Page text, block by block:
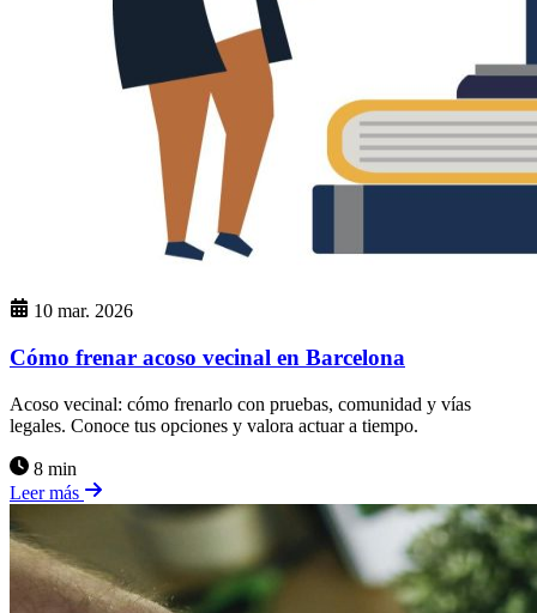
10 mar. 2026
Cómo frenar acoso vecinal en Barcelona
Acoso vecinal: cómo frenarlo con pruebas, comunidad y vías
legales. Conoce tus opciones y valora actuar a tiempo.
8 min
Leer más